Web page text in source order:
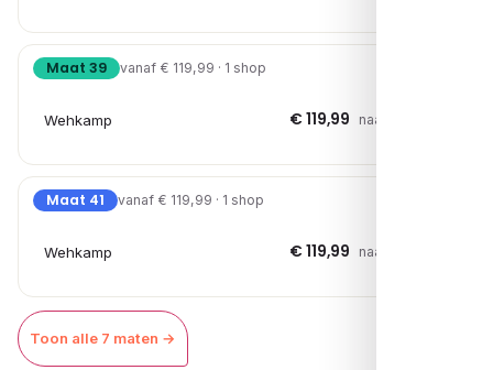
Maat 39 vanaf € 119,99 · 1 shop
Wehkamp € 119,99 naar shop →
Maat 41 vanaf € 119,99 · 1 shop
Wehkamp € 119,99 naar shop →
Toon alle 7 maten →